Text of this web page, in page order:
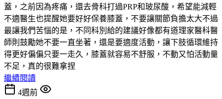
蓋，之前因為疼痛，還去骨科打過PRP和玻尿酸，希望能減輕
不適醫生也提醒她要好好保養膝蓋，不要讓關節負擔太大不過
最讓我們苦惱的是，不同科別給的建議好像都有道理家醫科醫
師則鼓勵她不要一直坐著，還是要適度活動，讓下肢循環維持
得更好偏偏只要一走久，膝蓋就容易不舒服，不動又怕活動量
不足，真的很難拿捏
繼續閱讀
4週前